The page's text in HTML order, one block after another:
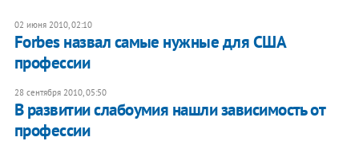
02 июня 2010, 02:10
Forbes назвал самые нужные для США
профессии
28 сентября 2010, 05:50
В развитии слабоумия нашли зависимость от
профессии